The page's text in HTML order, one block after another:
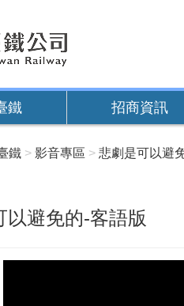
鐵 招商資訊
鐵 影音專區 悲劇是可以避
以避免的-客語版